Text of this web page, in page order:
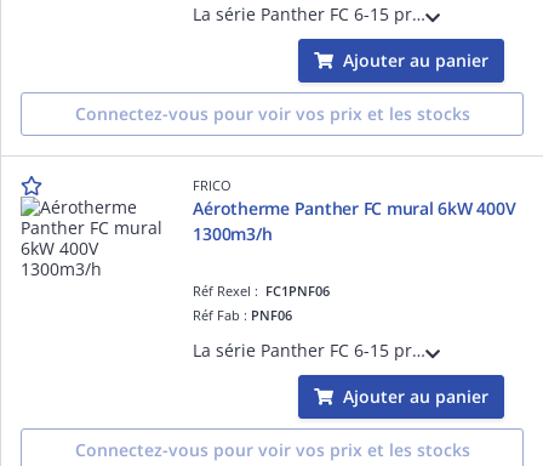
La série Panther FC 6-15 propose des aérothermes très silencieux et efficaces destinés au chauffage et à la déshumidification des ateliers, des salles de sport, des magasins et des salles de réunion, par exemple.
Ajouter au panier
Connectez-vous pour voir vos prix et les stocks
FRICO
Aérotherme Panther FC mural 6kW 400V
1300m3/h
Réf Rexel : FC1PNF06
Réf Fab : PNF06
La série Panther FC 6-15 propose des aérothermes très silencieux et efficaces destinés au chauffage et à la déshumidification des ateliers, des salles de sport, des magasins et des salles de réunion, par exemple.
Ajouter au panier
Connectez-vous pour voir vos prix et les stocks